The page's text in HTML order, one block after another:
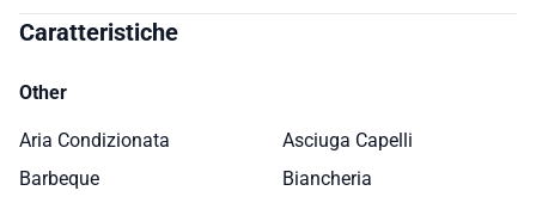
Caratteristiche
Other
Aria Condizionata
Asciuga Capelli
Barbeque
Biancheria